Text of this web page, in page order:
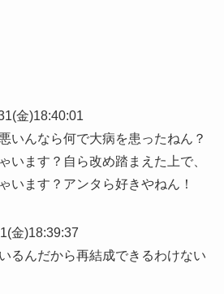
金)18:40:01
いんなら何で大病を患ったねん？
います？自ら改め踏まえた上で、
います？アンタら好きやねん！
金)18:39:37
るんだから再結成できるわけない